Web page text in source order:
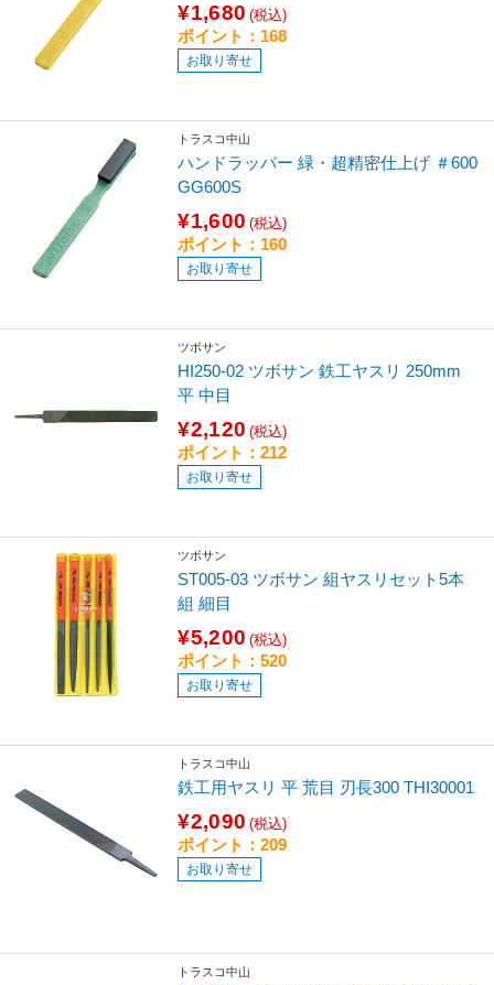
¥1,680 (税込)
ポイント：168
お取り寄せ
トラスコ中山
ハンドラッパー 緑・超精密仕上げ ＃600
GG600S
¥1,600 (税込)
ポイント：160
お取り寄せ
ツボサン
HI250-02 ツボサン 鉄工ヤスリ 250mm
平 中目
¥2,120 (税込)
ポイント：212
お取り寄せ
ツボサン
ST005-03 ツボサン 組ヤスリセット5本
組 細目
¥5,200 (税込)
ポイント：520
お取り寄せ
トラスコ中山
鉄工用ヤスリ 平 荒目 刃長300 THI30001
¥2,090 (税込)
ポイント：209
お取り寄せ
トラスコ中山